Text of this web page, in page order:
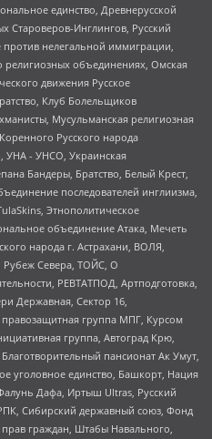
единство, Древнерусской
Староверов-Инглингов, Русский
нелегальной иммиграции,
религиозных объединениях, Омская
движения Русское
Клуб Болельщиков
Мусульманская религиозная
Русского народа
УНА - УНСО, Украинская
Бандеры, Братство, Белый Крест,
последователей инглиизма,
Этнополитическое
объединение Атака, Мечеть
народа г. Астрахани, ВОЛЯ,
Рубеж Севера, ТОЙС, О
РЕВТАТПОД, Артподготовка,
Державная, Сектор 16,
группа МПГ, Курсом
группа, Автоград Крю,
пансионат Ак Умут,
уголовное единство, Башкорт, Нация
Дафа, Иртыш Ultras, Русский
Сибирский державный союз, Фонд
граждан, Штабы Навального,